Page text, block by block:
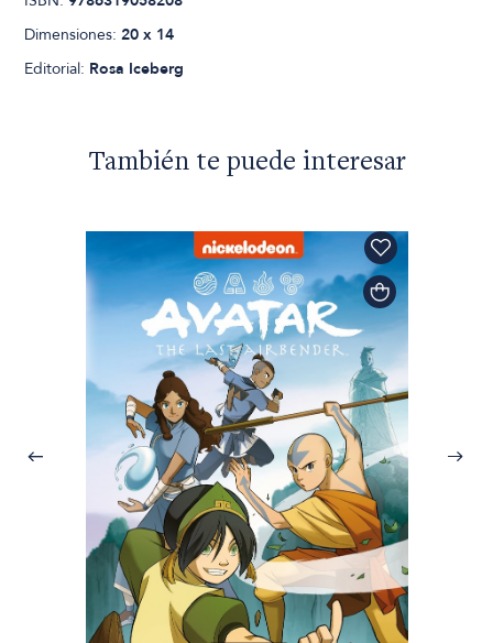
Dimensiones:20 x 14
Editorial: Rosa Iceberg
También te puede interesar